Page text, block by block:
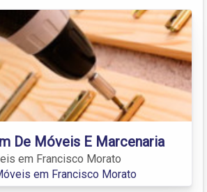
De Móveis E Marcenaria
em Francisco Morato
em Francisco Morato